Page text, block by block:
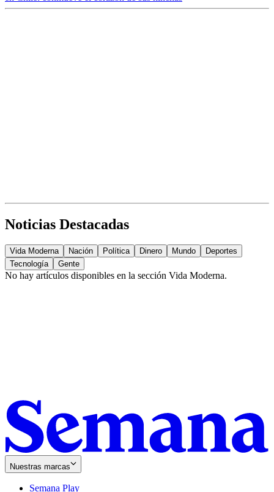
Noticias Destacadas
Vida Moderna Nación Política Dinero Mundo
Deportes
Tecnología
Gente
No hay artículos disponibles en la sección Vida Moderna.
Nuestras marcas
Semana Play